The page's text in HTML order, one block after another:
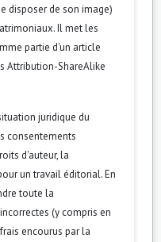
disposer de son image)
Il met les
partie d'un article
Attribution-ShareAlike
juridique du
consentements
d'auteur, la
un travail éditorial. En
toute la
(y compris en
encourus par la